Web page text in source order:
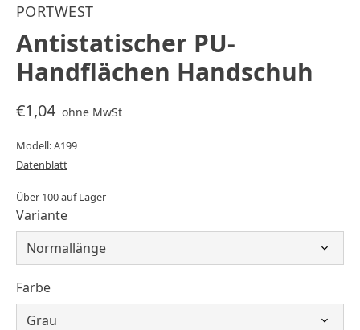
PORTWEST
Antistatischer PU-
Handflächen Handschuh
€1,04 ohne MwSt
Modell: A199
Datenblatt
Über 100 auf Lager
Variante
Farbe